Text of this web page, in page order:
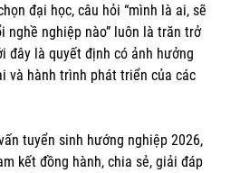
đại học, câu hỏi “mình là ai, sẽ
nghề nghiệp nào” luôn là trăn trở
đây là quyết định có ảnh hưởng
và hành trình phát triển của các
tuyển sinh hướng nghiệp 2026,
kết đồng hành, chia sẻ, giải đáp